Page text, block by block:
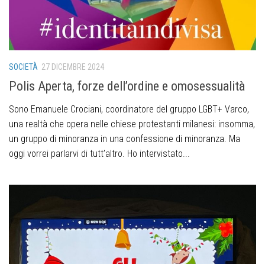
SOCIETÀ 27 DICEMBRE 2024
Polis Aperta, forze dell’ordine e omosessualità
Sono Emanuele Crociani, coordinatore del gruppo LGBT+ Varco,
una realtà che opera nelle chiese protestanti milanesi: insomma,
un gruppo di minoranza in una confessione di minoranza. Ma
oggi vorrei parlarvi di tutt’altro. Ho intervistato...